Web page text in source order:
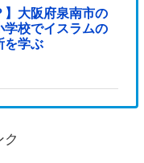
】大阪府泉南市の
学校でイスラムの
を学ぶ
ク